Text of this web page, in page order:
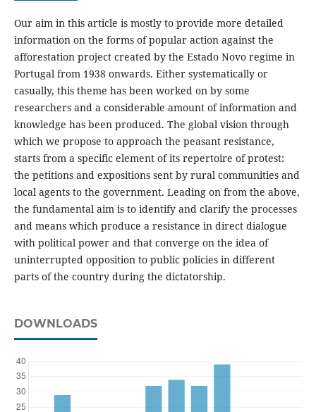
Our aim in this article is mostly to provide more detailed
information on the forms of popular action against the
afforestation project created by the Estado Novo regime in
Portugal from 1938 onwards. Either systematically or
casually, this theme has been worked on by some
researchers and a considerable amount of information and
knowledge has been produced. The global vision through
which we propose to approach the peasant resistance,
starts from a specific element of its repertoire of protest:
the petitions and expositions sent by rural communities and
local agents to the government. Leading on from the above,
the fundamental aim is to identify and clarify the processes
and means which produce a resistance in direct dialogue
with political power and that converge on the idea of
uninterrupted opposition to public policies in different
parts of the country during the dictatorship.
DOWNLOADS